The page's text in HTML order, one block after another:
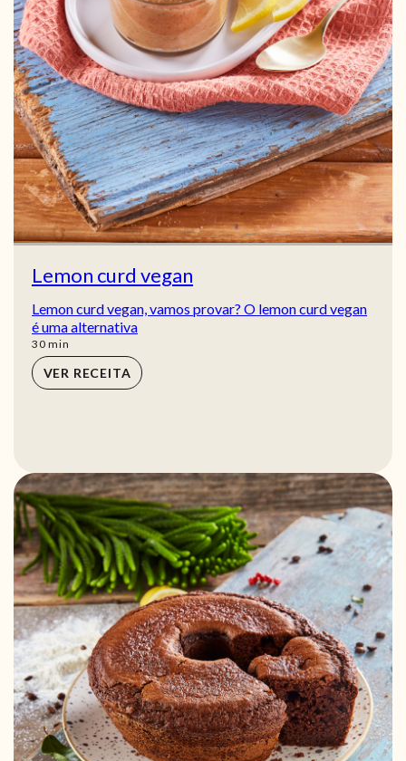
Lemon curd vegan
Lemon curd vegan, vamos provar? O lemon curd vegan
é uma alternativa
30min
min
VER RECEITA